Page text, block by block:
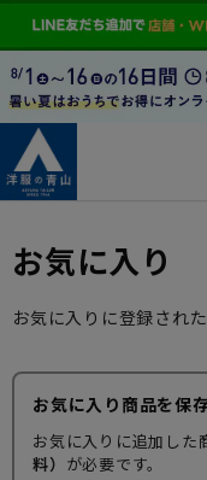
お気に入り
お気に入りに登録され
お気に入り商品を保
お気に入りに追加した
料） が必要です。